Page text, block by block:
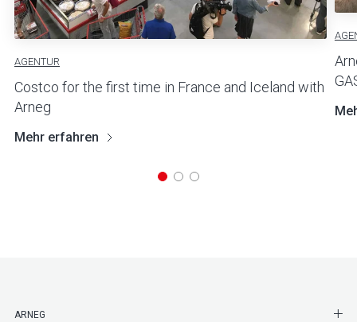
AGENTUR
Costco for the first time in France and Iceland with
Arneg
Mehr erfahren
ARNEG